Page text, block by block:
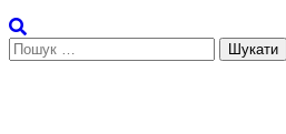
Пошук: